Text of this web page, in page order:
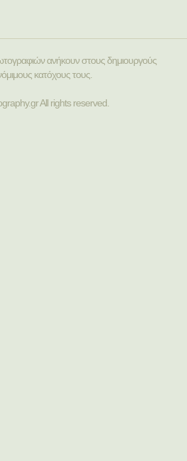
ανήκουν στους δημιουργούς
κατόχους τους.
All rights reserved.